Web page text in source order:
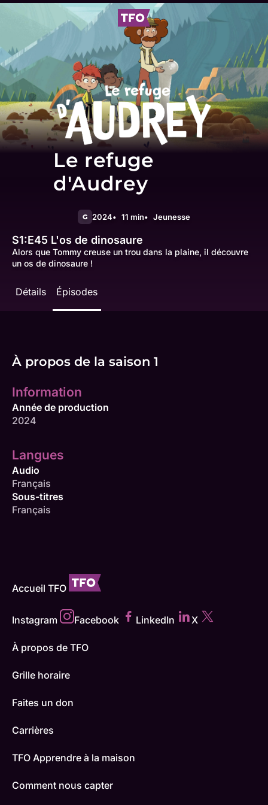
Le refuge
d'Audrey
G 2024 11 min Jeunesse
S1:E45 L'os de dinosaure
Alors que Tommy creuse un trou dans la plaine, il découvre
un os de dinosaure !
Détails Épisodes
À propos de la saison 1
Information
Année de production
2024
Langues
Audio
Français
Sous-titres
Français
Accueil TFO
Instagram Facebook LinkedIn X
À propos de TFO
Grille horaire
Faites un don
Carrières
TFO Apprendre à la maison
Comment nous capter